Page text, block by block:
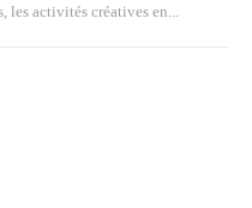
activités créatives en...